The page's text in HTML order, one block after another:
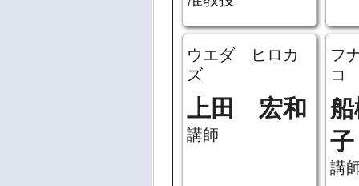
ウエダ ヒロカ
ズ
上田 宏和
講師
フ
コ
子
講